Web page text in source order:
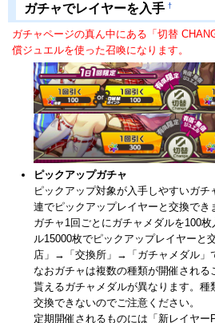
ガチャでレイヤーを入手 †
ガチャページの真ん中にある「切替
償ジュエルを使った召喚になります。
ピックアップガチャ
ピックアップ対象が入手しやすいガ
連でピックアップレイヤーと交換でき
ガチャ1回ごとにガチャメダルを100
ル15000枚でピックアップレイヤーと
店」→「交換所」→「ガチャメダル」
なおガチャは複数の種類が開催され
貰えるガチャメダルが異なります。種
交換できないのでご注意ください。
定期開催されるものには「新レイヤー